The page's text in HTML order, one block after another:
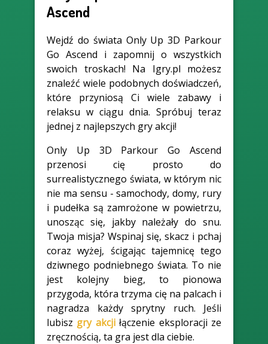
Ascend
Wejdź do świata Only Up 3D Parkour
Go Ascend i zapomnij o wszystkich
swoich troskach! Na Igry.pl możesz
znaleźć wiele podobnych doświadczeń,
które przyniosą Ci wiele zabawy i
relaksu w ciągu dnia. Spróbuj teraz
jednej z najlepszych gry akcji!
Only Up 3D Parkour Go Ascend
przenosi cię prosto do
surrealistycznego świata, w którym nic
nie ma sensu - samochody, domy, rury
i pudełka są zamrożone w powietrzu,
unosząc się, jakby należały do snu.
Twoja misja? Wspinaj się, skacz i pchaj
coraz wyżej, ścigając tajemnicę tego
dziwnego podniebnego świata. To nie
jest kolejny bieg, to pionowa
przygoda, która trzyma cię na palcach i
nagradza każdy sprytny ruch. Jeśli
lubisz gry akcjiłączenie eksploracji ze
zręcznością, ta gra jest dla ciebie.